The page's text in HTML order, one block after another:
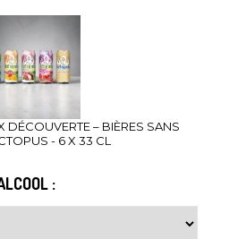
– BIÈRES SANS
- 6 X 33 CL
: